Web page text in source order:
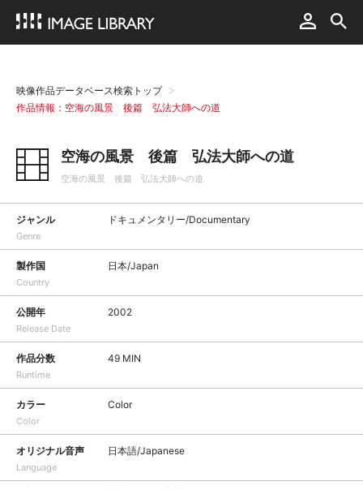
映像作品データベース検索トップ
作品情報：空海の風景 後篇 弘法大師への道
空海の風景 後篇 弘法大師への道
空海の風景 後篇 弘法大師への道
ジャンル
Genre
ドキュメンタリー/Documentary
製作国
Country
日本/Japan
公開年
Release Date
2002
作品分数
Runtime
49 MIN
カラー
Color
Color
オリジナル音声
Language
日本語/Japanese